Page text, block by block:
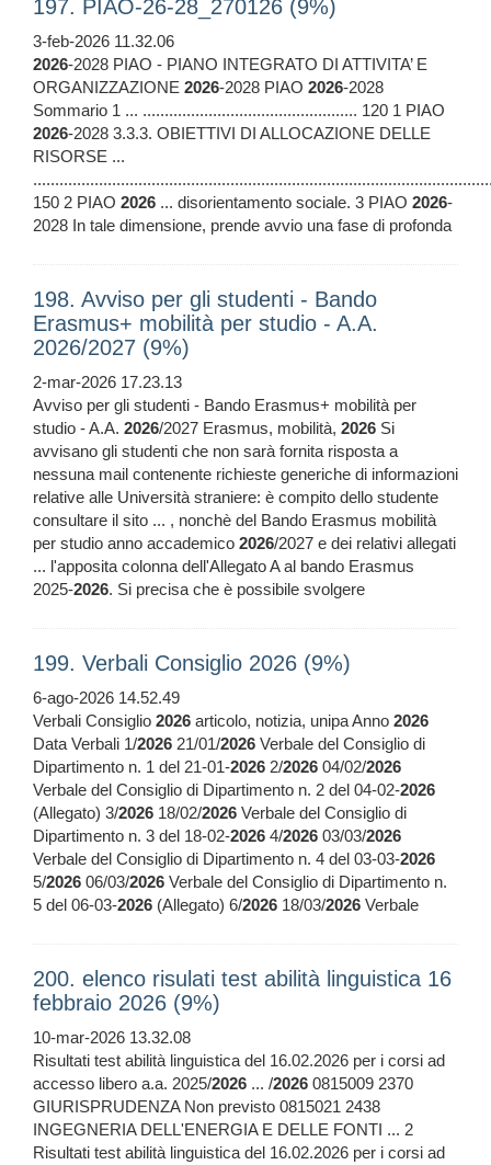
197. PIAO-26-28_270126 (9%)
3-feb-2026 11.32.06
2026-2028 PIAO - PIANO INTEGRATO DI ATTIVITA’ E
ORGANIZZAZIONE 2026-2028 PIAO 2026-2028
Sommario 1 ... ................................................. 120 1 PIAO
2026-2028 3.3.3. OBIETTIVI DI ALLOCAZIONE DELLE
RISORSE ...
150 2 PIAO 2026 ... disorientamento sociale. 3 PIAO 2026-
2028 In tale dimensione, prende avvio una fase di profonda
198. Avviso per gli studenti - Bando
Erasmus+ mobilità per studio - A.A.
2026/2027 (9%)
2-mar-2026 17.23.13
Avviso per gli studenti - Bando Erasmus+ mobilità per
studio - A.A. 2026/2027 Erasmus, mobilità, 2026 Si
avvisano gli studenti che non sarà fornita risposta a
nessuna mail contenente richieste generiche di informazioni
relative alle Università straniere: è compito dello studente
consultare il sito ... , nonchè del Bando Erasmus mobilità
per studio anno accademico 2026/2027 e dei relativi allegati
... l'apposita colonna dell'Allegato A al bando Erasmus
2025-2026. Si precisa che è possibile svolgere
199. Verbali Consiglio 2026 (9%)
6-ago-2026 14.52.49
Verbali Consiglio 2026 articolo, notizia, unipa Anno 2026
Data Verbali 1/2026 21/01/2026 Verbale del Consiglio di
Dipartimento n. 1 del 21-01-2026 2/2026 04/02/2026
Verbale del Consiglio di Dipartimento n. 2 del 04-02-2026
(Allegato) 3/2026 18/02/2026 Verbale del Consiglio di
Dipartimento n. 3 del 18-02-2026 4/2026 03/03/2026
Verbale del Consiglio di Dipartimento n. 4 del 03-03-2026
5/2026 06/03/2026 Verbale del Consiglio di Dipartimento n.
5 del 06-03-2026 (Allegato) 6/2026 18/03/2026 Verbale
200. elenco risulati test abilità linguistica 16
febbraio 2026 (9%)
10-mar-2026 13.32.08
Risultati test abilità linguistica del 16.02.2026 per i corsi ad
accesso libero a.a. 2025/2026 ... /2026 0815009 2370
GIURISPRUDENZA Non previsto 0815021 2438
INGEGNERIA DELL'ENERGIA E DELLE FONTI ... 2
Risultati test abilità linguistica del 16.02.2026 per i corsi ad